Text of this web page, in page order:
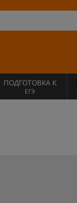
ПОДГОТОВКА К
ЕГЭ